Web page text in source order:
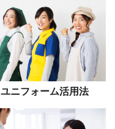
ユニフォーム活用法